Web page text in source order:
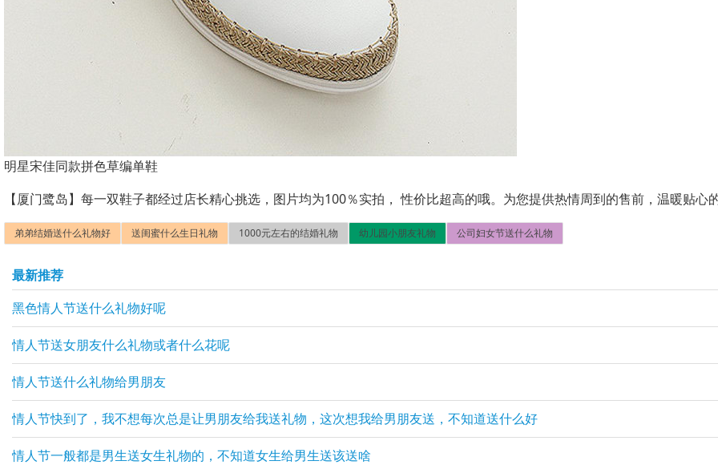
明星宋佳同款拼色草编单鞋
【厦门鹭岛】每一双鞋子都经过店长精心挑选，图片均为100％实拍， 性价比超高的哦。为您提供热情周到的售前，温暖贴心
弟弟结婚送什么礼物好 送闺蜜什么生日礼物 1000元左右的结婚礼物 幼儿园小朋友礼物 公司妇女节送什么礼物
最新推荐
黑色情人节送什么礼物好呢
情人节送女朋友什么礼物或者什么花呢
情人节送什么礼物给男朋友
情人节快到了，我不想每次总是让男朋友给我送礼物，这次想我给男朋友送，不知道送什么好
情人节一般都是男生送女生礼物的，不知道女生给男生送该送啥